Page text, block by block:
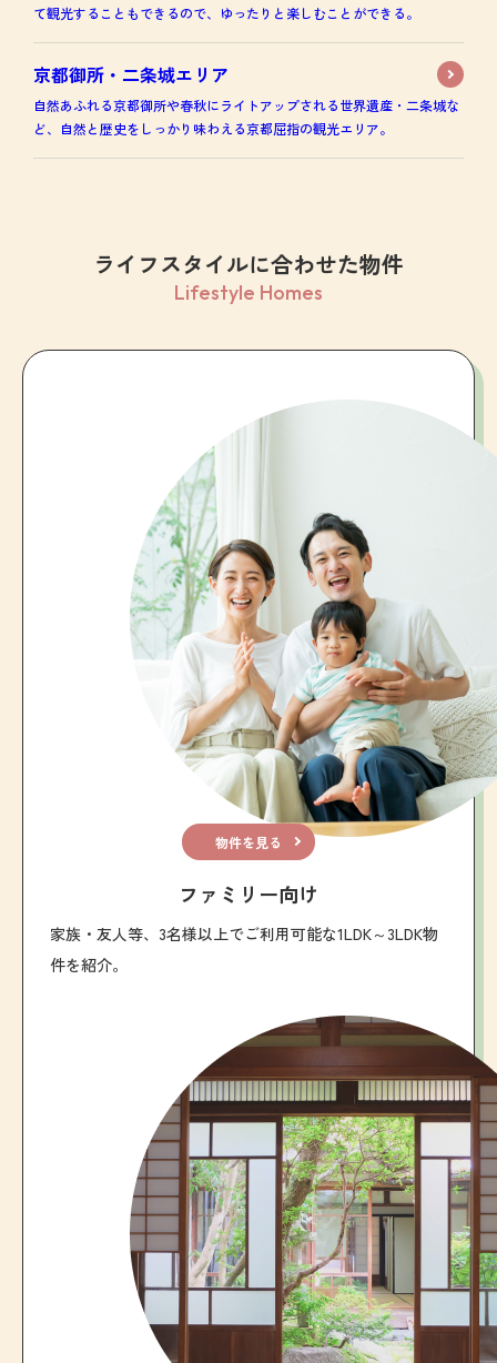
て観光することもできるので、ゆったりと楽しむことができる。
京都御所・二条城エリア
自然あふれる京都御所や春秋にライトアップされる世界遺産・二条城な
ど、自然と歴史をしっかり味わえる京都屈指の観光エリア。
ライフスタイルに合わせた物件
Lifestyle Homes
物件を見る
ファミリー向け
家族・友人等、3名様以上でご利用可能な1LDK～3LDK物
件を紹介。